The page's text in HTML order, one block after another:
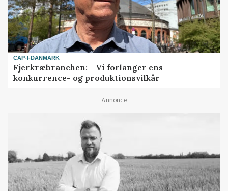
CAP-I-DANMARK
Fjerkræbranchen: - Vi forlanger ens
konkurrence- og produktionsvilkår
Annonce